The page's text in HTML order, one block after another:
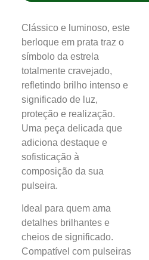
Clássico e luminoso, este
berloque em prata traz o
símbolo da estrela
totalmente cravejado,
refletindo brilho intenso e
significado de luz,
proteção e realização.
Uma peça delicada que
adiciona destaque e
sofisticação à
composição da sua
pulseira.
Ideal para quem ama
detalhes brilhantes e
cheios de significado.
Compatível com pulseiras